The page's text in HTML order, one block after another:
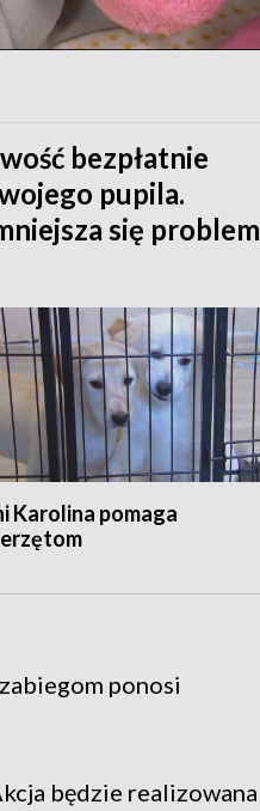
bezpłatnie
pupila.
się problem
Karolina pomaga
ponosi
będzie realizowana